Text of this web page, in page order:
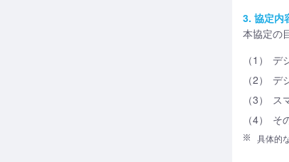
3. 協定内
本協定の
（1）
デ
（2）
デ
（3）
ス
（4）
そ
具体的